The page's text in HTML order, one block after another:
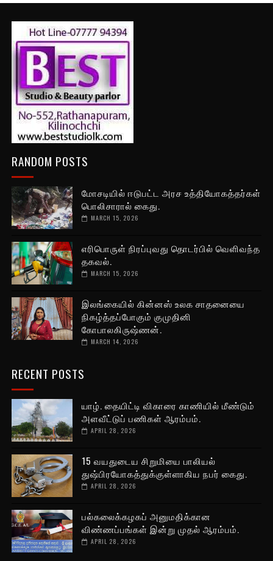
RANDOM POSTS
மோசடியில் ஈடுபட்ட அரச உத்தியோகத்தர்கள்
பொலிசாரால் கைது.
MARCH 15, 2026
எரிபொருள் நிரப்புவது தொடர்பில் வெளிவந்த
தகவல்.
MARCH 15, 2026
இலங்கையில் கின்னஸ் உலக சாதனையை
நிகழ்த்தப்போகும் குமுதினி
கோபாலகிருஷ்ணன்.
MARCH 14, 2026
RECENT POSTS
யாழ். தையிட்டி விகாரை காணியில் மீண்டும்
அளவீட்டுப் பணிகள் ஆரம்பம்.
APRIL 28, 2026
15 வயதுடைய சிறுமியை பாலியல்
துஷ்பிரயோகத்துக்குள்ளாகிய நபர் கைது.
APRIL 28, 2026
பல்கலைக்கழகப் அனுமதிக்கான
விண்ணப்பங்கள் இன்று முதல் ஆரம்பம்.
APRIL 28, 2026